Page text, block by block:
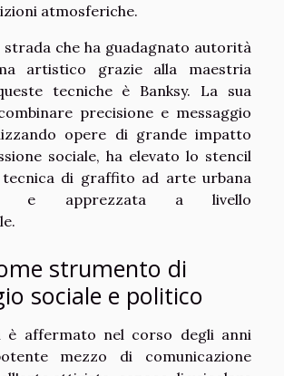
atmosferiche.
che ha guadagnato autorità
artistico grazie alla maestria
tecniche è Banksy. La sua
precisione e messaggio
opere di grande impatto
sociale, ha elevato lo stencil
tecnica di graffito ad arte urbana
e apprezzata a livello
strumento di
sociale e politico
è affermato nel corso degli anni
mezzo di comunicazione